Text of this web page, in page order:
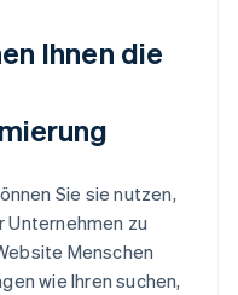
Ihnen die
Sie sie nutzen,
Unternehmen zu
Menschen
wie Ihren suchen,